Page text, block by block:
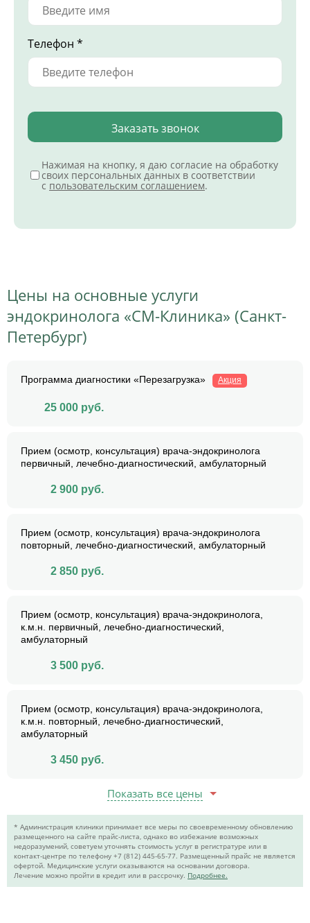
Телефон *
Заказать звонок
Нажимая на кнопку, я даю согласие на обработку
своих персональных данных в соответствии
с пользовательским соглашением.
Цены на основные услуги
эндокринолога «СМ-Клиника» (Санкт-
Петербург)
Программа диагностики «Перезагрузка» Акция
25 000 руб.
Прием (осмотр, консультация) врача-эндокринолога
первичный, лечебно-диагностический, амбулаторный
2 900 руб.
Прием (осмотр, консультация) врача-эндокринолога
повторный, лечебно-диагностический, амбулаторный
2 850 руб.
Прием (осмотр, консультация) врача-эндокринолога,
к.м.н. первичный, лечебно-диагностический,
амбулаторный
3 500 руб.
Прием (осмотр, консультация) врача-эндокринолога,
к.м.н. повторный, лечебно-диагностический,
амбулаторный
3 450 руб.
Показать все цены
* Администрация клиники принимает все меры по своевременному обновлению
размещенного на сайте прайс-листа, однако во избежание возможных
недоразумений, советуем уточнять стоимость услуг в регистратуре или в
контакт-центре по телефону +7 (812) 445-65-77. Размещенный прайс не является
офертой. Медицинские услуги оказываются на основании договора.
Лечение можно пройти в кредит или в рассрочку. Подробнее.